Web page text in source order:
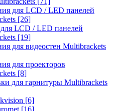
для LCD / LED панелей
[26]
LCD / LED панелей
[19]
для видеостен Multibrackets
для проекторов
[8]
для гарнитуры Multibrackets
[6]
[16]